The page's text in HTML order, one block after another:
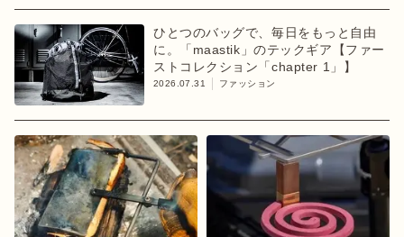
ひとつのバッグで、毎日をもっと自由
に。「maastik」のテックギア【ファー
ストコレクション「chapter 1」】
2026.07.31 ファッション